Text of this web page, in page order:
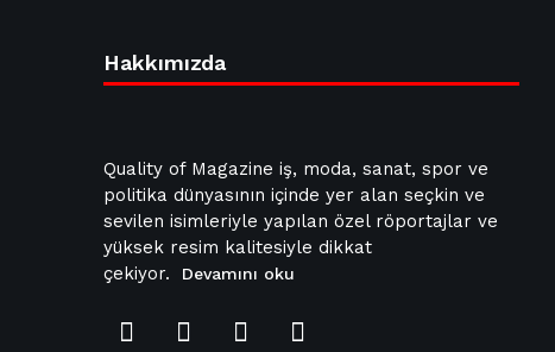
Hakkımızda
Quality of Magazine iş, moda, sanat, spor ve
politika dünyasının içinde yer alan seçkin ve
sevilen isimleriyle yapılan özel röportajlar ve
yüksek resim kalitesiyle dikkat
çekiyor.
Devamını oku